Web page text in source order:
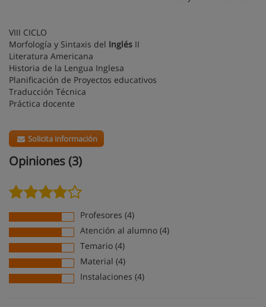
VIII CICLO
Morfología y Sintaxis del Inglés II
Literatura Americana
Historia de la Lengua Inglesa
Planificación de Proyectos educativos
Traducción Técnica
Práctica docente
Solicita información
Opiniones (3)
Profesores (4)
Atención al alumno (4)
Temario (4)
Material (4)
Instalaciones (4)